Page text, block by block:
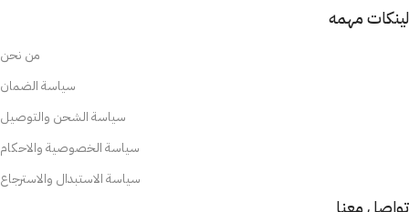
لينكات مهمه
من نحن
سياسة الضمان
سياسة الشحن والتوصيل
سياسة الخصوصية والاحكام
سياسة الاستبدال والاسترجاع
تواصل معنا